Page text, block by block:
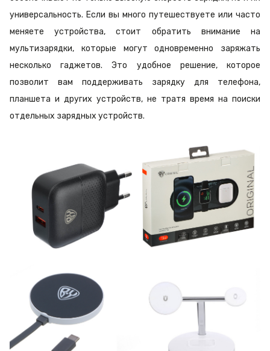
универсальность. Если вы много путешествуете или часто
меняете устройства, стоит обратить внимание на
мультизарядки, которые могут одновременно заряжать
несколько гаджетов. Это удобное решение, которое
позволит вам поддерживать зарядку для телефона,
планшета и других устройств, не тратя время на поиски
отдельных зарядных устройств.